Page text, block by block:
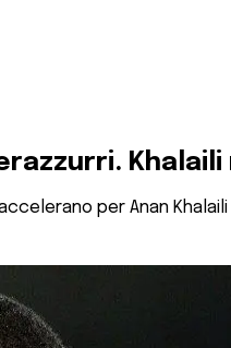
per Anan Khalaili